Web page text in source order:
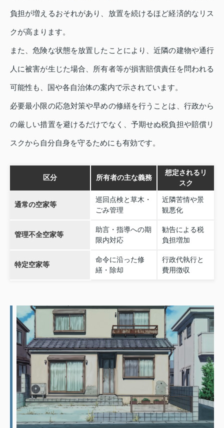
負担が増えるおそれがあり、放置を続けるほど経済的なリス
クが高まります。
また、危険な状態を放置したことにより、近隣の建物や通行
人に被害が生じた場合、所有者等が損害賠償責任を問われる
可能性も、国や各自治体の案内で示されています。
必要最小限の応急対策や早めの修繕を行うことは、行政から
の厳しい措置を避けるだけでなく、予期せぬ税負担や賠償リ
スクから自分自身を守るためにも有効です。
区分 所有者の主な義務
想定されるリ
スク
通常の空家等
巡回点検と草木・
ごみ管理
近隣苦情や景
観悪化
管理不全空家等
助言・指導への期
限内対応
勧告による税
負担増加
特定空家等
命令に沿った修
繕・除却
行政代執行と
費用徴収